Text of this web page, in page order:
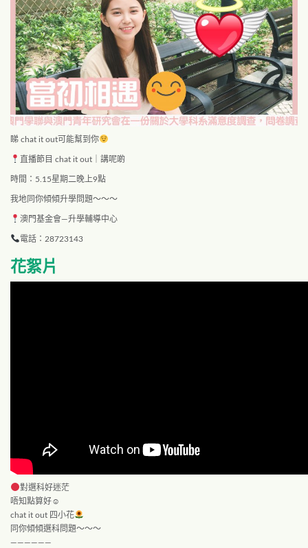
睇 chat it out可能幫到你
直播節目 chat it out｜講呢啲
時間：5.15星期二晚上9點
我地同你傾傾升學問題～～～
澳門基金會—升學輔導中心
電話：28723143
花絮片
對選科好迷茫
唔知點算好☺
chat it out 四小花
同你傾傾選科問題～～～
——————